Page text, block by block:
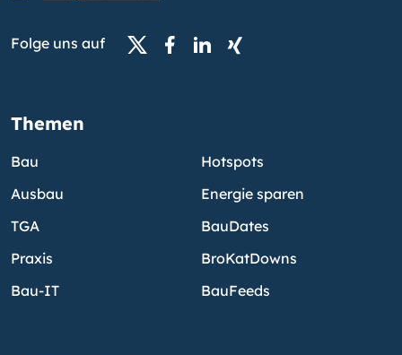
Folge uns auf
Themen
Bau
Ausbau
TGA
Praxis
Bau-IT
Hotspots
Energie sparen
BauDates
BroKatDowns
BauFeeds